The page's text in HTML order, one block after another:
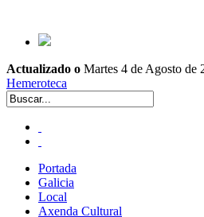
Actualizado o Martes 4 de Agosto de
Hemeroteca
Portada
Galicia
Local
Axenda Cultural